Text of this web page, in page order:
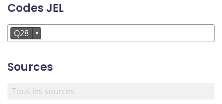
Codes JEL
Q28 ×
Sources